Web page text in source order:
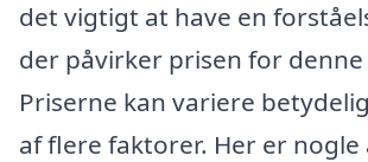
det vigtigt at have en
der påvirker prisen for denne
Priserne kan variere
af flere faktorer. Her er nogle